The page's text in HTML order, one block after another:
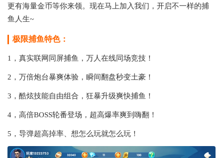
更有海量金币等你来领。现在马上加入我们，开启不一样的捕
鱼人生~
极限捕鱼特色：
1，真实联网同屏捕鱼，万人在线同场竞技！
2，万倍炮台暴爽体验，瞬间翻盘秒变土豪！
3，酷炫技能自由组合，狂暴升级爽快捕鱼！
4，高倍BOSS轮番登场，超高爆率爽到嗨翻！
5，导弹超高掉率、想怎么玩就怎么玩！